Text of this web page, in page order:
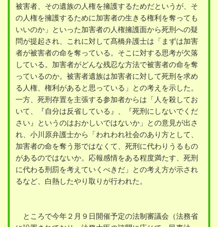
被害者、その遺族の人権を擁護するためだというが、そ
の人権を擁護するために加害者の生きる権利を奪っても
いいのか」といった加害者の人権擁護面から死刑への疑
問が提起され、これに対して髙橋弁護士は「まずは加害
者が被害者の命を奪っている。そこに対する思考が欠落
している。加害者がどんな残忍な方法で被害者の命を奪
っているのか。被害者遺族は加害者に対して死刑を求め
る人権、権利があると思っている」との考えを示した。
一方、死刑存置を主張する参加者からは「人を殺してお
いて、『自分は反省している』、『死刑にしないでくだ
さい』というのはおかしいではないか」との意見が出さ
れ、小川原弁護士から「われわれ社会のあり方として、
加害者の命を奪う形ではなくて、死刑に代わりうるもの
があるのではないか。応報感情をある程度満たす、死刑
に代わる刑罰を考えていくべきだ」との考え方が示され
るなど、白熱したやり取りが行われた。
ところで今年２月９日開催予定の法制審議会（法務省